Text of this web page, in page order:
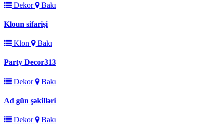
Dekor Bakı
Kloun sifarişi
Klon Bakı
Party Decor313
Dekor Bakı
Ad gün şəkilləri
Dekor Bakı